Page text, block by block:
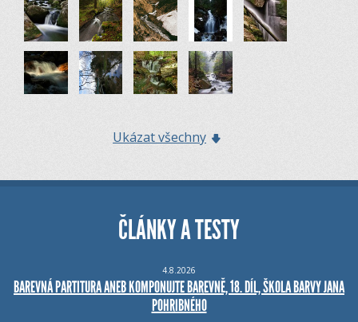
Ukázat všechny
ČLÁNKY A TESTY
4.8.2026
BAREVNÁ PARTITURA ANEB KOMPONUJTE BAREVNĚ, 18. DÍL, ŠKOLA BARVY JANA
POHRIBNÉHO